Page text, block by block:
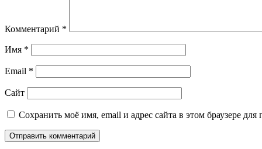
Комментарий *
Имя *
Email *
Сайт
Сохранить моё имя, email и адрес сайта в этом браузере